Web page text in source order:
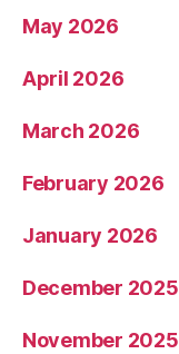
May 2026
April 2026
March 2026
February 2026
January 2026
December 2025
November 2025